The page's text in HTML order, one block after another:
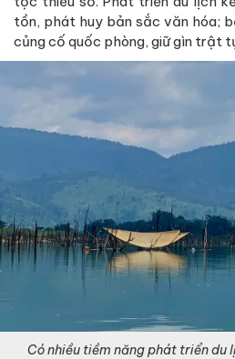
tồn, phát huy bản sắc văn hóa;
củng cố quốc phòng, giữ gìn trật
Có nhiều tiềm năng phát triển du